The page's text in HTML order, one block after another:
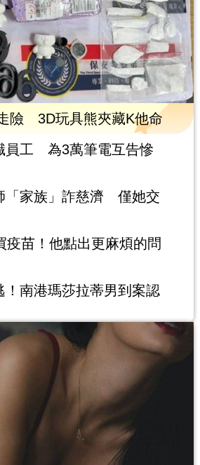
險 3D玩具熊夾藏K他命
員工 為3萬筆電互告慘
「家族」詐慈濟 僅她交
疫苗！他點出更麻煩的問
！南港瑪莎拉蒂男到案認